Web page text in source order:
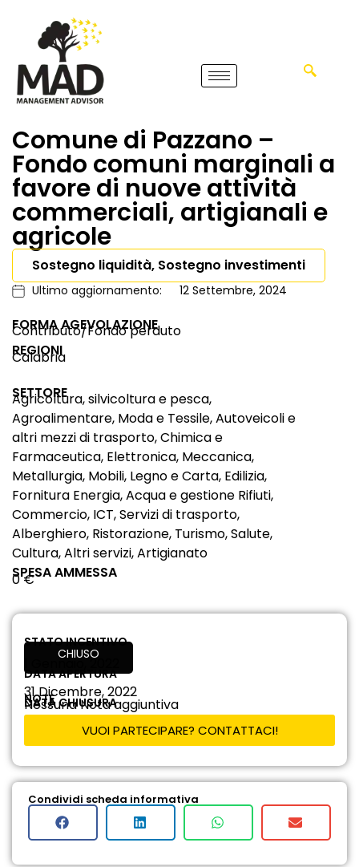
Comune di Pazzano –
Fondo comuni marginali a
favore di nuove attività
commerciali, artigianali e
agricole
Sostegno liquidità, Sostegno investimenti
Ultimo aggiornamento: 12 Settembre, 2024
FORMA AGEVOLAZIONE
Contributo/Fondo perduto
REGIONI
Calabria
SETTORE
Agricoltura, silvicoltura e pesca,
Agroalimentare, Moda e Tessile, Autoveicoli e
altri mezzi di trasporto, Chimica e
Farmaceutica, Elettronica, Meccanica,
Metallurgia, Mobili, Legno e Carta, Edilizia,
Fornitura Energia, Acqua e gestione Rifiuti,
Commercio, ICT, Servizi di trasporto,
Alberghiero, Ristorazione, Turismo, Salute,
Cultura, Altri servizi, Artigianato
SPESA AMMESSA
0 €
STATO INCENTIVO
CHIUSO
DATA APERTURA
DATA CHIUSURA
1 Gennaio, 2022
31 Dicembre, 2022
NOTE
Nessuna Nota aggiuntiva
VUOI PARTECIPARE? CONTATTACI!
Condividi scheda informativa